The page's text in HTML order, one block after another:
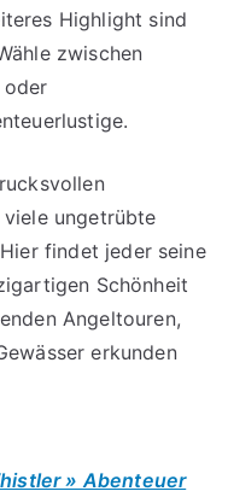
Highlight sind
zwischen
oder
ungetrübte
findet jeder seine
Schönheit
Angeltouren,
erkunden
» Abenteuer